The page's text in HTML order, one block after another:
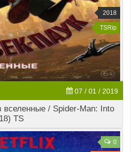
2018
TSRip
07 / 01 / 2019
вселенные / Spider-Man: Into
TS
0